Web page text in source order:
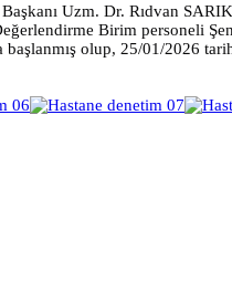
Uzm. Dr. Rıdvan
Birim personeli
olup, 25/01/2026